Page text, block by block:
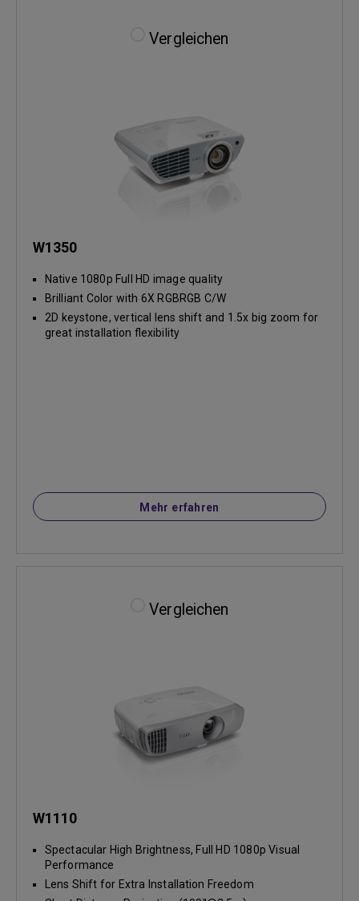
Vergleichen
W1350
Native 1080p Full HD image quality
Brilliant Color with 6X RGBRGB C/W
2D keystone, vertical lens shift and 1.5x big zoom for
great installation flexibility
Mehr erfahren
Vergleichen
W1110
Spectacular High Brightness, Full HD 1080p Visual
Performance
Lens Shift for Extra Installation Freedom